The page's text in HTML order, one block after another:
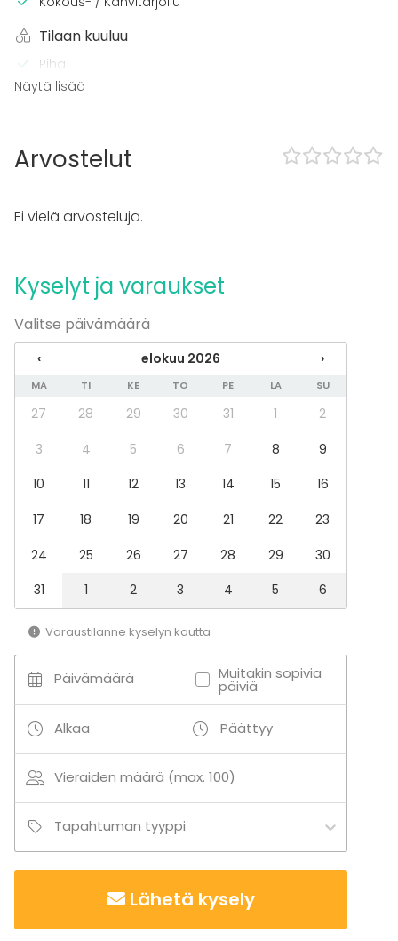
Tilaan kuuluu
Piha
Tapahtumatyypit
Saunailta
Seminaari / konferenssi
Virkistystilaisuus
Mökkireissu / retriitti
Elämys / aktiviteetti
Pikkujoulut
Monitoimitila
Ulkotila
Harrastetila
Aktiviteetit
Lisätietoa palveluista ja puitteista
Urheilukenttä sijaitsee Solvalla Areenan vieressä.
Kentän yhteydessä on myös yleisurheilukenttä.
Lisätietoa aktiviteeteista
Opistolta voi vuokrata kanootteja, kajakkeja, Fatbike-
pyöriä sekä lumikenkiä.
pituinen pururata sekä 3,3 ja 2,2 km pitkät reitit, jotka
ovat talvella hiihtolatuja.
Näytä lisää
Arvostelut
Ei vielä arvosteluja.
Kyselyt ja varaukset
Valitse päivämäärä
‹ elokuu 2026 ›
MA TI KE TO PE LA SU
27 28 29 30 31 1
2
3
4 5 6 7 8
9
10
11 12 13 14 15
16
17
18 19 20 21 22
23
24
25 26 27 28 29
30
31
1 2 3 4 5 6
Varaustilanne kyselyn kautta
Päivämäärä Muitakin sopivia
päiviä
Alkaa Päättyy
Vieraiden määrä (max. 100)
Tapahtuman tyyppi
Lähetä kysely